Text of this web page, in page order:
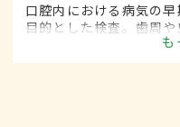
口腔内における病気の
目的とした検査。歯周
した部分の評価など、
を観察する。
も